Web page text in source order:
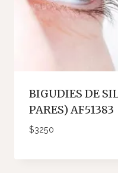
BIGUDIES DE
PARES) AF51383
$3250